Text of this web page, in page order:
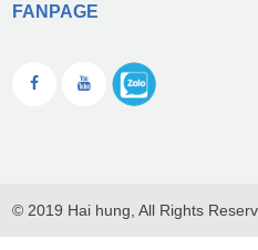
FANPAGE
© 2019 Hai hung, All Rights